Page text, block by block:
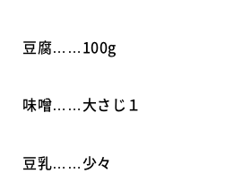
豆腐……100g
味噌……大さじ１
豆乳……少々